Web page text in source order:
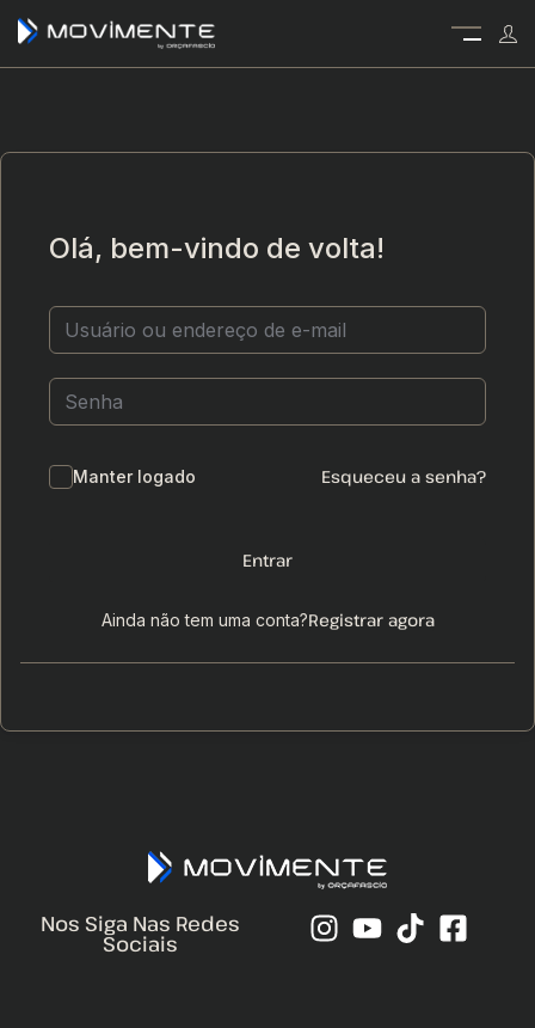
Olá, bem-vindo de volta!
Manter logado Esqueceu a senha?
Entrar
Ainda não tem uma conta?Registrar agora
Nos Siga Nas Redes
Sociais